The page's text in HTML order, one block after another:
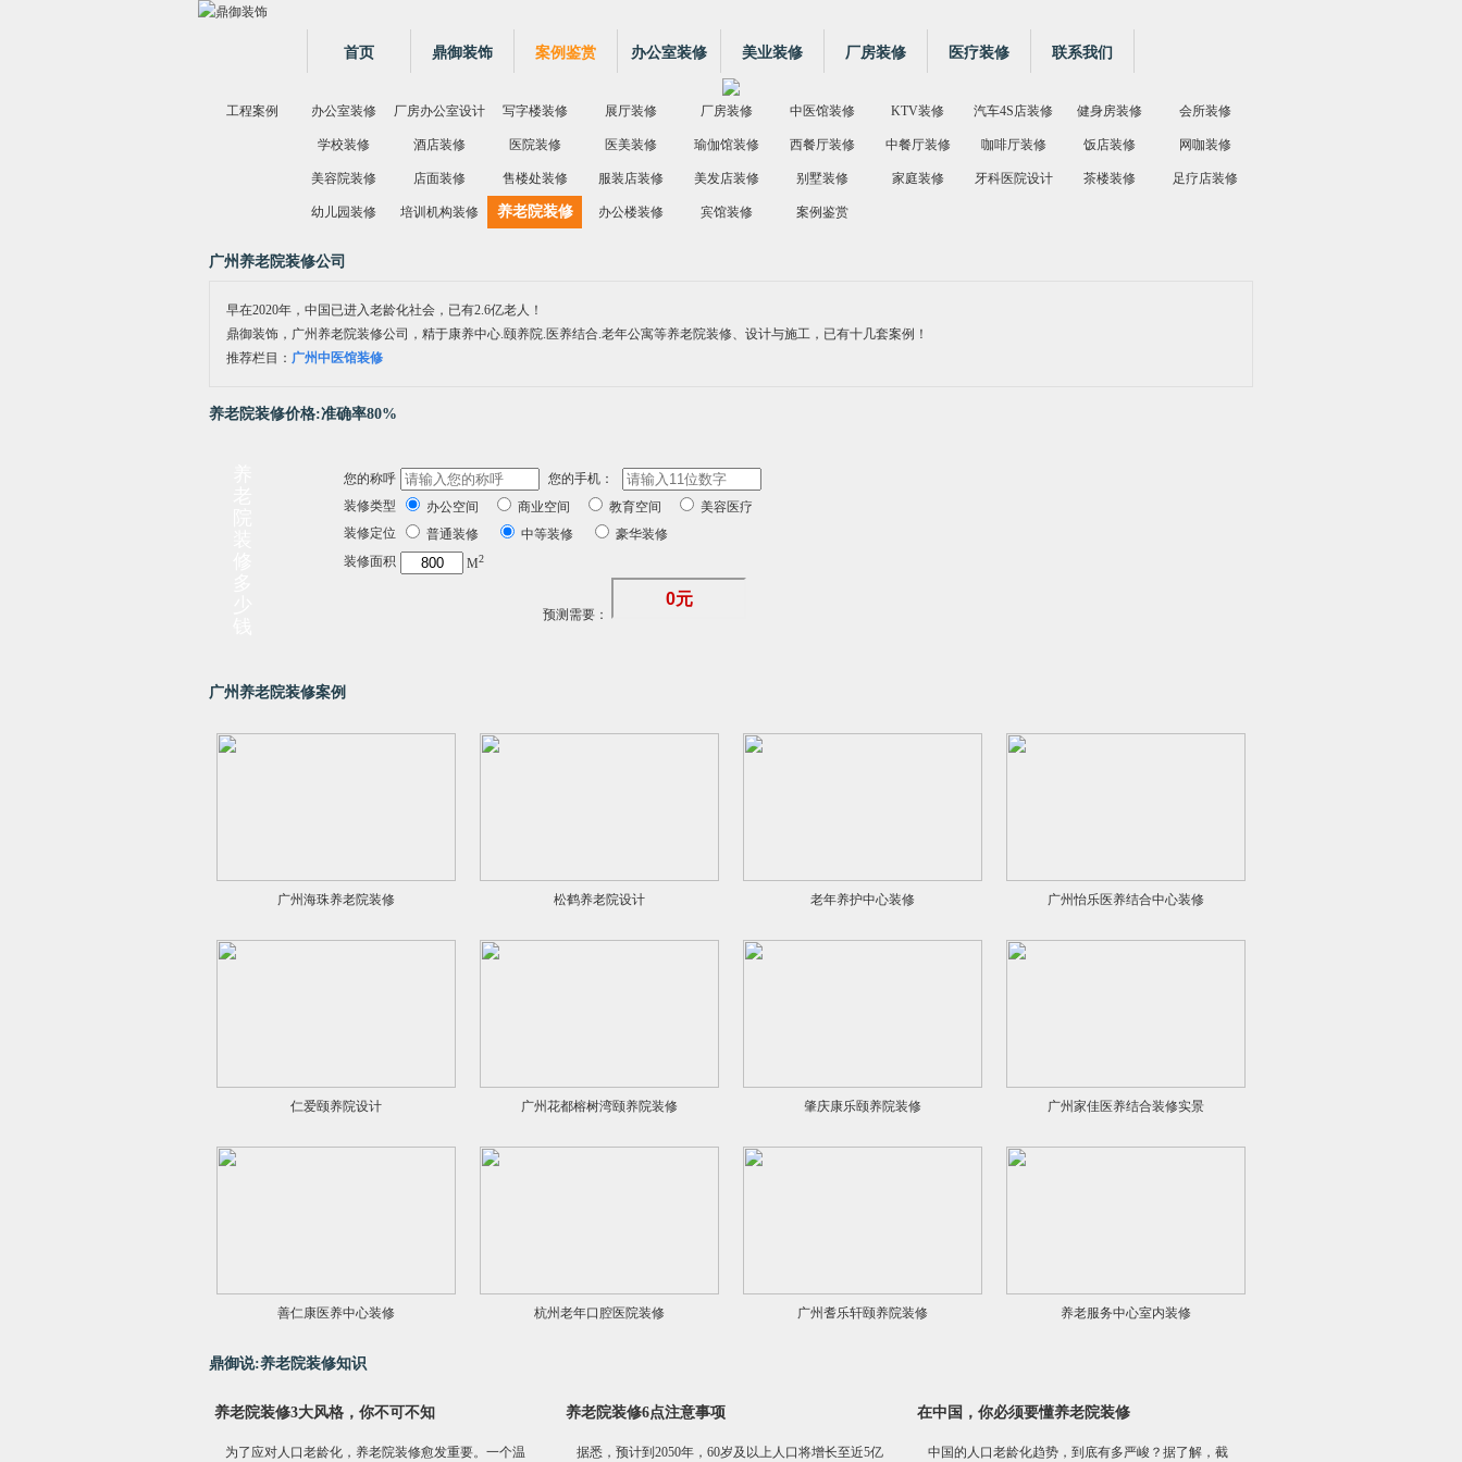
首页 鼎御装饰 案例鉴赏 办公室装修 美业装修 厂房装修 医疗装修 联系我们
工程案例 办公室装修 厂房办公室设计 写字楼装修 展厅装修 厂房装修 中医馆装修 KTV装修 汽车4S店装修 健身房装修 会所装修
学校装修 酒店装修 医院装修 医美装修 瑜伽馆装修 西餐厅装修 中餐厅装修 咖啡厅装修 饭店装修 网咖装修
美容院装修 店面装修 售楼处装修 服装店装修 美发店装修 别墅装修 家庭装修 牙科医院设计 茶楼装修 足疗店装修
幼儿园装修 培训机构装修 养老院装修 办公楼装修 宾馆装修 案例鉴赏
广州养老院装修公司
早在2020年，中国已进入老龄化社会，已有2.6亿老人！
鼎御装饰，广州养老院装修公司， 精于康养中心.颐养院.医养结合.老年公寓等养老院装修、设计与施工，已有十几套案例！
推荐栏目： 广州中医馆装修
养老院装修价格:准确率80%
您的称呼
您的手机：
装修类型
办公空间 商业空间 教育空间
美容医疗
装修定位
普通装修 中等装修
豪华装修
装修面积
M2
预测需要：
广州养老院装修案例
广州海珠养老院装修 松鹤养老院设计 老年养护中心装修 广州怡乐医养结合中心装修
仁爱颐养院设计 广州花都榕树湾颐养院装修 肇庆康乐颐养院装修 广州家佳医养结合装修实景
善仁康医养中心装修 杭州老年口腔医院装修 广州耆乐轩颐养院装修 养老服务中心室内装修
鼎御说:养老院装修知识
养老院装修3大风格，你不可不知
为了应对人口老龄化，养老院装修愈发重要。一个温
养老院装修6点注意事项
据悉，预计到2050年，60岁及以上人口将增长至近5亿
在中国，你必须要懂养老院装修
中国的人口老龄化趋势，到底有多严峻？据了解，截